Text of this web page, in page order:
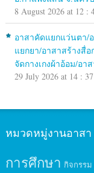
8 August 2026 at 12 :
อาสาคัดแยกแว่นตา/
แยกยา/อาสาสร้างสื่
จัดกางเกงผ้าอ้อม/อา
29 July 2026 at 14 :
หมวดหมู่งานอาสา
การศึกษา กิจกรรม